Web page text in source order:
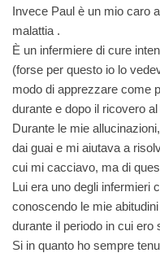
Invece Paul è un mio caro
malattia .
È un infermiere di cure
(forse per questo io lo
modo di apprezzare come
durante e dopo il ricovero al
Durante le mie
dai guai e mi aiutava a
cui mi cacciavo, ma di
Lui era uno degli infermieri
conoscendo le mie
durante il periodo in cui ero
Si in quanto ho sempre